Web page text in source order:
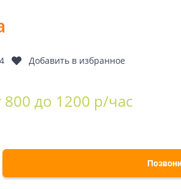
4 Добавить в избранное
800 до 1200 р/час